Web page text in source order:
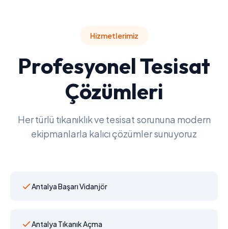
Hizmetlerimiz
Profesyonel Tesisat
Çözümleri
Her türlü tıkanıklık ve tesisat sorununa modern
ekipmanlarla kalıcı çözümler sunuyoruz
Antalya Başarı Vidanjör
Antalya Tıkanık Açma